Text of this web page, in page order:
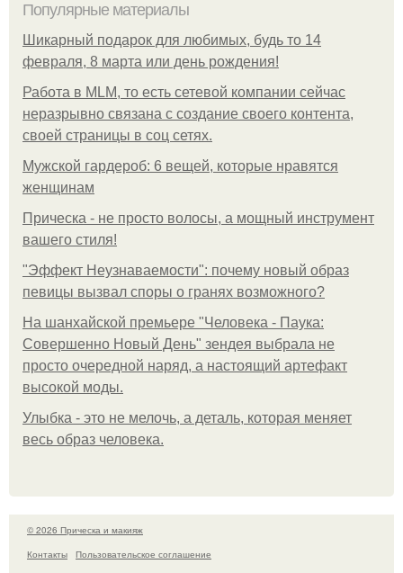
Популярные материалы
Шикарный подарок для любимых, будь то 14
февраля, 8 марта или день рождения!
Работа в MLM, то есть сетевой компании сейчас
неразрывно связана с создание своего контента,
своей страницы в соц сетях.
Мужской гардероб: 6 вещей, которые нравятся
женщинам
Прическа - не просто волосы, а мощный инструмент
вашего стиля!
"Эффект Неузнаваемости": почему новый образ
певицы вызвал споры о гранях возможного?
На шанхайской премьере "Человека - Паука:
Совершенно Новый День" зендея выбрала не
просто очередной наряд, а настоящий артефакт
высокой моды.
Улыбка - это не мелочь, а деталь, которая меняет
весь образ человека.
© 2026 Прическа и макияж
Контакты
Пользовательское соглашение